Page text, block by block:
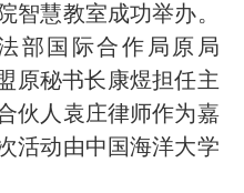
智慧教室成功举办。
部国际合作局原局
原秘书长康煜担任主
伙人袁庄律师作为嘉
活动由中国海洋大学